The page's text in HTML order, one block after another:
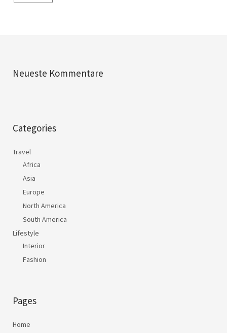
Neueste Kommentare
Categories
Travel
Africa
Asia
Europe
North America
South America
Lifestyle
Interior
Fashion
Pages
Home